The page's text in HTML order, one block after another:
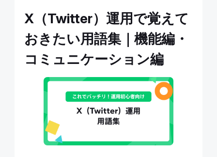
X（Twitter）運用で覚えて
おきたい用語集｜機能編・
コミュニケーション編